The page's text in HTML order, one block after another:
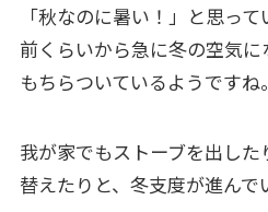
「秋なのに暑い！」と思っ
前くらいから急に冬の空気
もちらついているようですね。
我が家でもストーブを出し
替えたりと、冬支度が進んで